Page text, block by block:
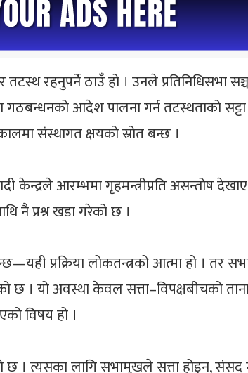
रहनुपर्ने ठाउँ हो । उनले प्रतिनिधिसभा
गठबन्धनको आदेश पालना गर्न तटस्थताको
संस्थागत क्षयको स्रोत बन्छ ।
आरम्भमा गृहमन्त्रीप्रति असन्तोष
नै प्रश्न खडा गरेको छ ।
प्रक्रिया लोकतन्त्रको आत्मा हो । तर
छ । यो अवस्था केवल सत्ता–विपक्षबीचको
विषय हो ।
। त्यसका लागि सभामुखले सत्ता होइन, संसद्